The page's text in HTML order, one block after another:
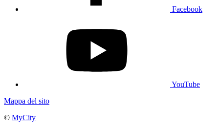
Facebook
YouTube
Mappa del sito
© MyCity